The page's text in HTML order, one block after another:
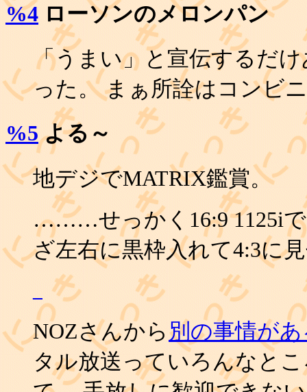
%4 ローソンのメロンパン
「うまい」と宣伝するだ
った。 まぁ所詮はコンビ
%5よる～
地デジでMATRIX鑑賞。
………せっかく16:9 1125i
ざ左右に黒枠入れて4:3に
NOZさんから別の事情が
タル放送っていろんなと